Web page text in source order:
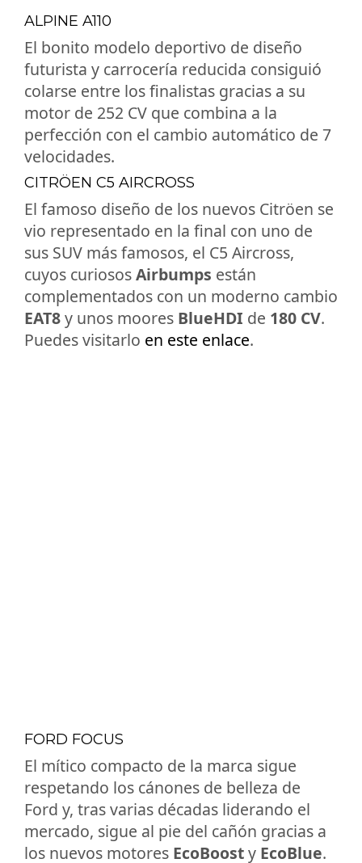
ALPINE A110
El bonito modelo deportivo de diseño
futurista y carrocería reducida consiguió
colarse entre los finalistas gracias a su
motor de 252 CV que combina a la
perfección con el cambio automático de 7
velocidades.
CITRÖEN C5 AIRCROSS
El famoso diseño de los nuevos Citröen se
vio representado en la final con uno de
sus SUV más famosos, el C5 Aircross,
cuyos curiososAirbumps están
complementados con un moderno cambio
EAT8y unos moores BlueHDI de 180 CV.
Puedes visitarlo en este enlace.
FORD FOCUS
El mítico compacto de la marca sigue
respetando los cánones de belleza de
Ford y, tras varias décadas liderando el
mercado, sigue al pie del cañón gracias a
los nuevos motores EcoBoosty EcoBlue.